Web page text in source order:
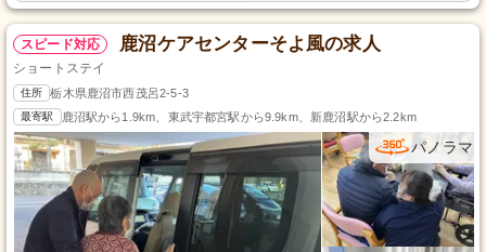
スピード対応 鹿沼ケアセンターそよ風の求人
ショートステイ
住所 栃木県鹿沼市西茂呂2-5-3
最寄駅 鹿沼駅から1.9km、東武宇都宮駅から9.9km、新鹿沼駅から2.2km
パノラマ